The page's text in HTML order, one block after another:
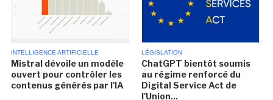
INTELLIGENCE ARTIFICIELLE
Mistral dévoile un modèle
ouvert pour contrôler les
contenus générés par l'IA
LÉGISLATION
ChatGPT bientôt soumis
au régime renforcé du
Digital Service Act de
l'Union...